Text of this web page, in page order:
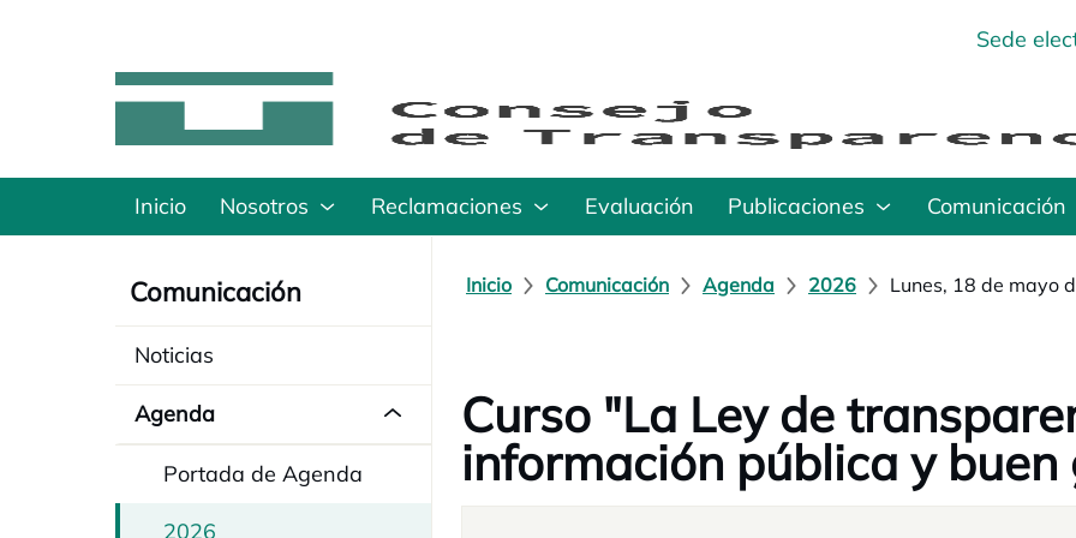
Sede
Inicio Nosotros Reclamaciones Evaluación Publicaciones Comunicación
Comunicación
Noticias
Agenda
Portada de Agenda
2026
Inicio Comunicación Agenda 2026 Lunes, 18 de mayo
Curso "La Ley de
información pública y buen